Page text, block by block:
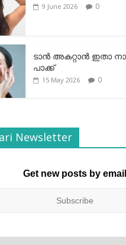
9 June 2026 0
ടാന്‍ അകറ്റാന്‍ ഇതാ
പാക്ക്
15 May 2026 0
Newsletter
Get new posts by email